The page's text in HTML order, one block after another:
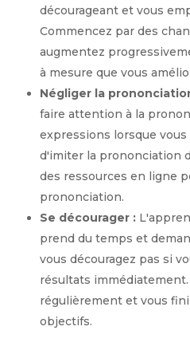
décourageant et vous
Commencez par des
augmentez
à mesure que vous
Négliger la
faire attention à la
expressions lorsque vous
d'imiter la prononciation
des ressources en ligne
prononciation.
Se décourager :
prend du temps et
vous découragez pas si
résultats
régulièrement et vous
objectifs.